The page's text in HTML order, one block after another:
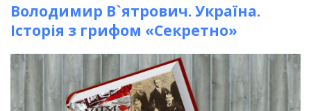
Володимир В`ятрович. Україна.
Історія з грифом «Секретно»